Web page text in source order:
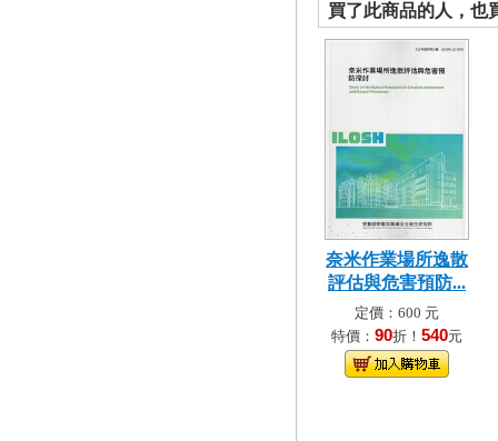
買了此商品的人，也
奈米作業場所逸散
評估與危害預防...
定價：600 元
特價： 90折！ 540元